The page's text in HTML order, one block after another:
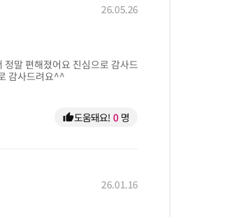
26.05.26
말 편해졌어요 진심으로 감사드
감사드려요^^
thumb_up도움돼요! 0 명
26.01.16